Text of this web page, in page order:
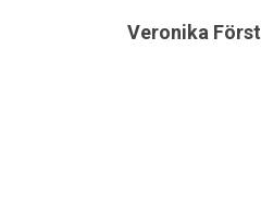
Veronika Förstl